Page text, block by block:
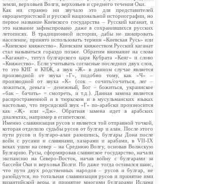
земли, верховьев Волги, верховьев и среднего течения Оки.
Как ни странно ни звучало это для представителей
евроцентристской и русской национальной историографии, но
первое название Киевского государства – Русский каганат, и
это название зафиксировано даже в сохранившихся русских
летописях. В традиционной истории, дабы не шокировать
население, принято использовать термин «Киевская Русь» или
«Киевское княжество». Киевским княжеством Русский каганат
стал называться гораздо позже. Обратим внимание на слова
«Каганат», титул булгарского царя Кубрата «Кенг» и слово
«Княжество». Если учитывать согласные последних двух слов,
то это КНГ и КНЖ, а звук «Ж» в данном случае является
производной от звука «Г», подобно тому, как «Ч» –
производной от звука «К» (сок – сочить/сочиться, лег –
ложиться, деньга – денежный, Бог – божиться, украинское
«бак – бачить» = смотреть, и т.д.). Данная замена является
распространенной и в тюркском и в мусульманских языках
настолько, что персидский звук «Г» по-арабски произносится
как «Җ» или «Дж». Обратная замена идет в арабских
диалектах, например в египетском.
Именно славянизация русов и является той отправной точкой,
которая отделило судьбы русов от булгар и алан. После этого
пути русов и булгаро-алан разошлись, булгары Дона после
войн с русами и славянами, хазарами и арабами, в VII-IX
веках ушли на север – на Среднюю Волгу, основав Волжскую
Булгарию. Русы, сформировав славянское государство, начали
экспансию на Северо-Восток, начав войну с булгарами за
бассейн Оки и верховья Волги. Но даже тогда оставался шанс,
что пути двух родственных народов – русов и булгар, не
разойдутся, но тотальная славянизация русов и принятие ими
византийской веры, и принятие многими булгарами Ислама